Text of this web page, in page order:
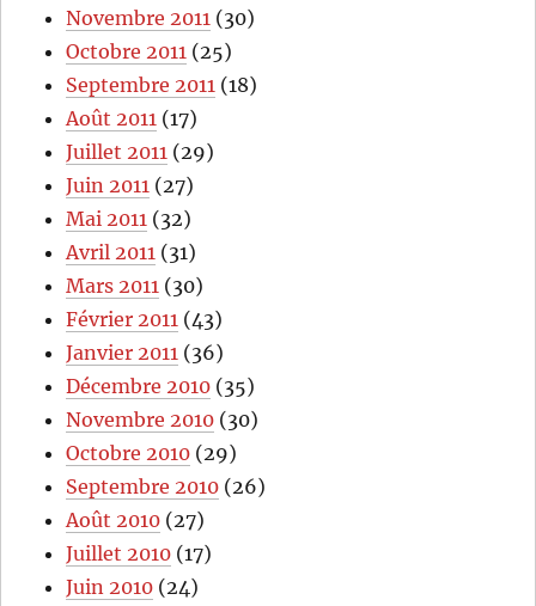
Novembre 2011 (30)
Octobre 2011 (25)
Septembre 2011 (18)
Août 2011 (17)
Juillet 2011 (29)
Juin 2011 (27)
Mai 2011 (32)
Avril 2011 (31)
Mars 2011 (30)
Février 2011 (43)
Janvier 2011 (36)
Décembre 2010 (35)
Novembre 2010 (30)
Octobre 2010 (29)
Septembre 2010 (26)
Août 2010 (27)
Juillet 2010 (17)
Juin 2010 (24)